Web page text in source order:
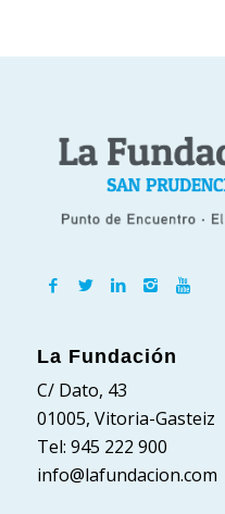
La Fundación
C/ Dato, 43
01005, Vitoria-Gasteiz
Tel: 945 222 900
info@lafundacion.com